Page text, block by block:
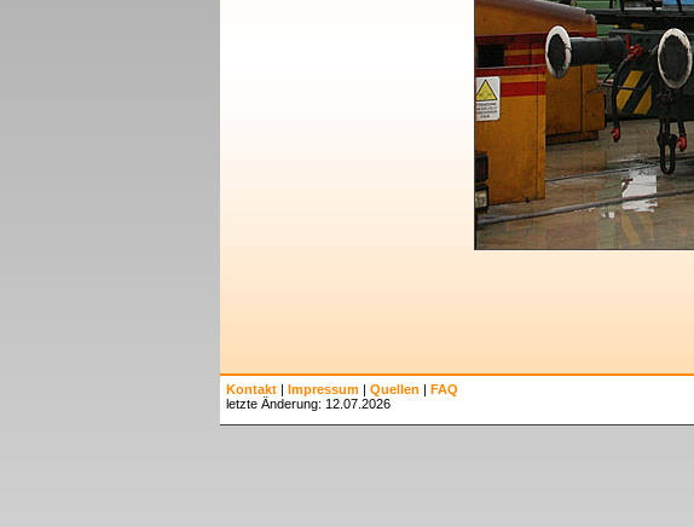
Kontakt | Impressum | Quellen | FAQ
letzte Änderung: 12.07.2026